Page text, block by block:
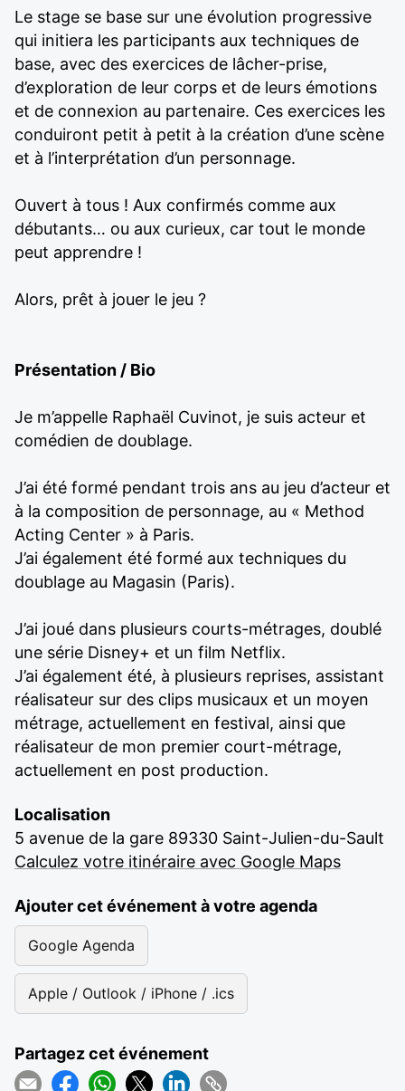
Le stage se base sur une évolution progressive
qui initiera les participants aux techniques de
base, avec des exercices de lâcher-prise,
d’exploration de leur corps et de leurs émotions
et de connexion au partenaire. Ces exercices les
conduiront petit à petit à la création d’une scène
et à l’interprétation d’un personnage.
Ouvert à tous ! Aux confirmés comme aux
débutants… ou aux curieux, car tout le monde
peut apprendre !
Alors, prêt à jouer le jeu ?
Présentation / Bio
Je m’appelle Raphaël Cuvinot, je suis acteur et
comédien de doublage.
J’ai été formé pendant trois ans au jeu d’acteur et
à la composition de personnage, au « Method
Acting Center » à Paris.
J’ai également été formé aux techniques du
doublage au Magasin (Paris).
J’ai joué dans plusieurs courts-métrages, doublé
une série Disney+ et un film Netflix.
J’ai également été, à plusieurs reprises, assistant
réalisateur sur des clips musicaux et un moyen
métrage, actuellement en festival, ainsi que
réalisateur de mon premier court-métrage,
actuellement en post production.
Localisation
5 avenue de la gare 89330 Saint-Julien-du-Sault
Calculez votre itinéraire avec Google Maps
Ajouter cet événement à votre agenda
Google Agenda
Apple / Outlook / iPhone / .ics
Partagez cet événement